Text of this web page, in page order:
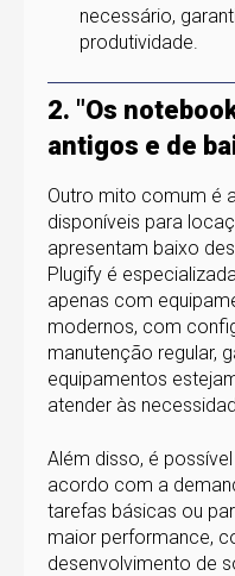
necessário,
produtividade.
2. "Os
antigos e de
Outro mito comum é
disponíveis para
apresentam baixo
Plugify é
apenas com
modernos, com
manutenção regular,
equipamentos
atender às
Além disso, é
acordo com a
tarefas básicas ou
maior performance,
desenvolvimento de